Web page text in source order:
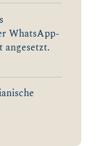
WhatsApp-